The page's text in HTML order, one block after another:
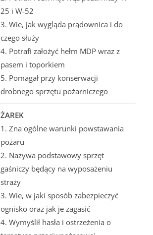
25 i W-52
3. Wie, jak wygląda prądownica i do
czego służy
4. Potrafi założyć hełm MDP wraz z
pasem i toporkiem
5. Pomagał przy konserwacji
drobnego sprzętu pożarniczego
ŻAREK
1. Zna ogólne warunki powstawania
pożaru
2. Nazywa podstawowy sprzęt
gaśniczy będący na wyposażeniu
straży
3. Wie, w jaki sposób zabezpieczyć
ognisko oraz jak je zagasić
4. Wymyślił hasła i ostrzeżenia o